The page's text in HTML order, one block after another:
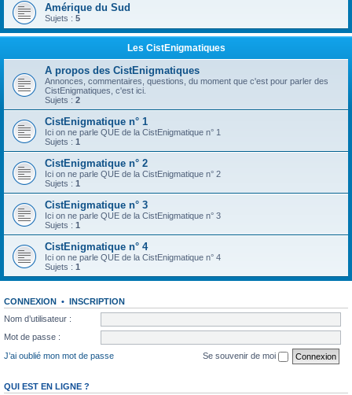
Amérique du Sud
Sujets : 5
Les CistEnigmatiques
A propos des CistEnigmatiques
Annonces, commentaires, questions, du moment que c'est pour parler des
CistEnigmatiques, c'est ici.
Sujets : 2
CistEnigmatique n° 1
Ici on ne parle QUE de la CistEnigmatique n° 1
Sujets : 1
CistEnigmatique n° 2
Ici on ne parle QUE de la CistEnigmatique n° 2
Sujets : 1
CistEnigmatique n° 3
Ici on ne parle QUE de la CistEnigmatique n° 3
Sujets : 1
CistEnigmatique n° 4
Ici on ne parle QUE de la CistEnigmatique n° 4
Sujets : 1
CONNEXION • INSCRIPTION
Nom d’utilisateur :
Mot de passe :
J’ai oublié mon mot de passe
Se souvenir de moi
QUI EST EN LIGNE ?